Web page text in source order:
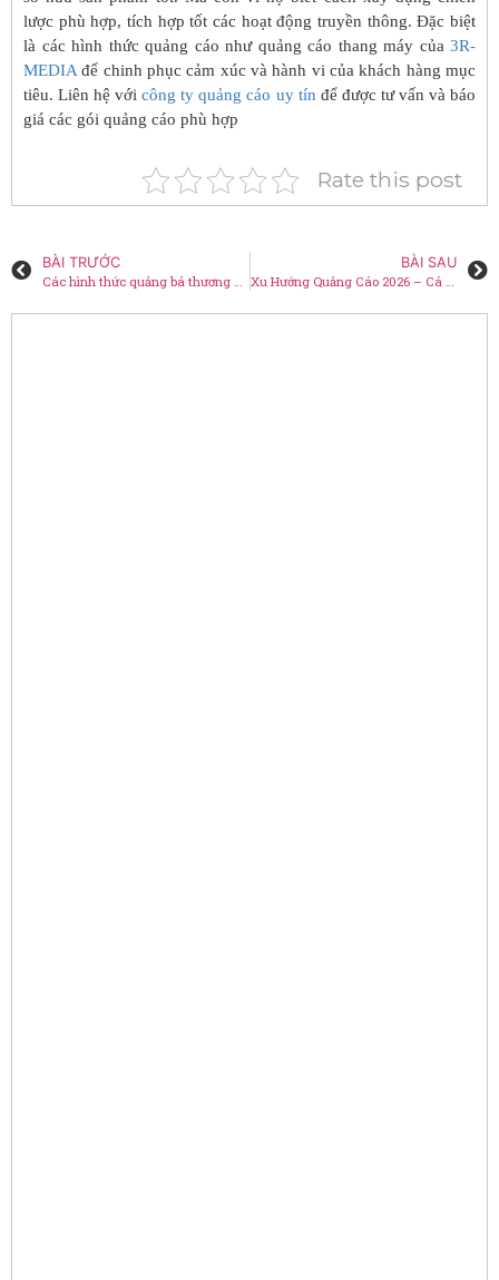
lược phù hợp, tích hợp tốt các hoạt động truyền thông. Đặc biệt
là các hình thức quảng cáo như quảng cáo thang máy của 3R-
MEDIA để chinh phục cảm xúc và hành vi của khách hàng mục
tiêu. Liên hệ vớicông ty quảng cáo uy tín để được tư vấn và báo
giá các gói quảng cáo phù hợp
Rate this post
BÀI TRƯỚC
BÀI SAU